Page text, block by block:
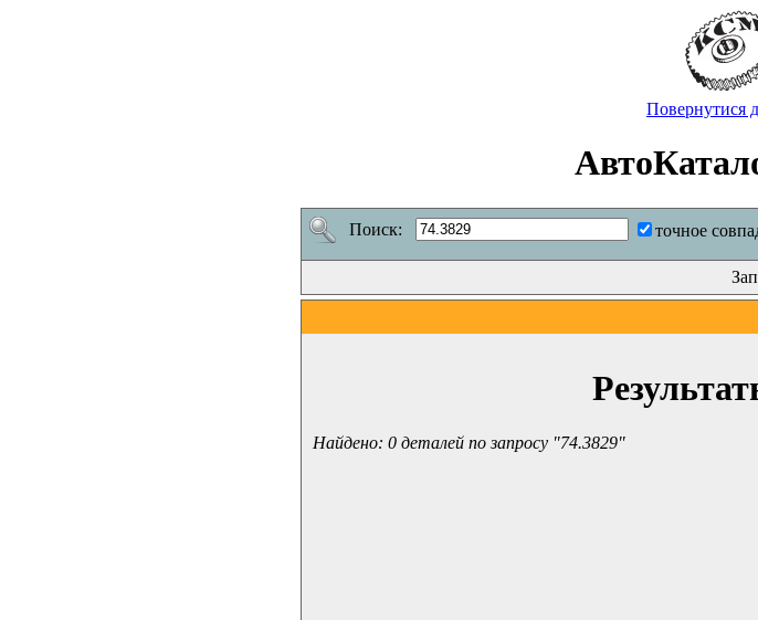
Повернутися
Поиск: точное
Найдено: 0 деталей по запросу "74.3829"